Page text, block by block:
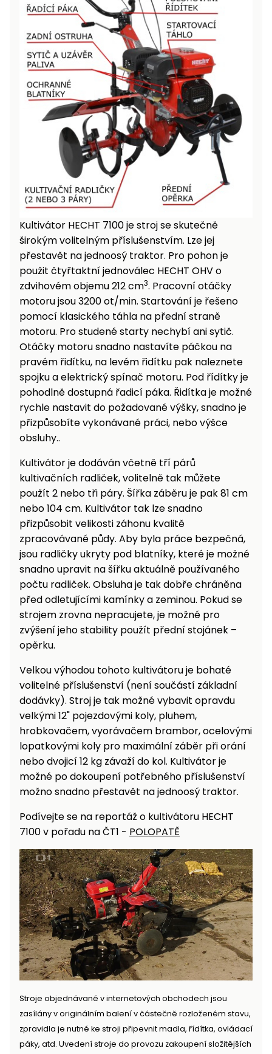
Kultivátor HECHT 7100 je stroj se skutečně
širokým volitelným příslušenstvím. Lze jej
přestavět na jednoosý traktor. Pro pohon je
použit čtyřtaktní jednoválec HECHT OHV o
zdvihovém objemu 212 cm3. Pracovní otáčky
motoru jsou 3200 ot/min. Startování je řešeno
pomocí klasického táhla na přední straně
motoru. Pro studené starty nechybí ani sytič.
Otáčky motoru snadno nastavíte páčkou na
pravém řidítku, na levém řidítku pak naleznete
spojku a elektrický spínač motoru. Pod řídítky je
pohodlně dostupná řadicí páka. Řidítka je možné
rychle nastavit do požadované výšky, snadno je
přizpůsobíte vykonávané práci, nebo výšce
obsluhy..
Kultivátor je dodáván včetně tří párů
kultivačních radliček, volitelně tak můžete
použít 2 nebo tři páry. Šířka záběru je pak 81 cm
nebo 104 cm. Kultivátor tak lze snadno
přizpůsobit velikosti záhonu kvalitě
zpracovávané půdy. Aby byla práce bezpečná,
jsou radličky ukryty pod blatníky, které je možné
snadno upravit na šířku aktuálně používaného
počtu radliček. Obsluha je tak dobře chráněna
před odletujícími kamínky a zeminou. Pokud se
strojem zrovna nepracujete, je možné pro
zvýšení jeho stability použít přední stojánek –
opěrku.
Velkou výhodou tohoto kultivátoru je bohaté
volitelné příslušenství (není součástí základní
dodávky). Stroj je tak možné vybavit opravdu
velkými 12" pojezdovými koly, pluhem,
hrobkovačem, vyorávačem brambor, ocelovými
lopatkovými koly pro maximální záběr při orání
nebo dvojicí 12 kg závaží do kol. Kultivátor je
možné po dokoupení potřebného příslušenství
možno snadno přestavět na jednoosý traktor.
Podívejte se na reportáž o kultivátoru HECHT
7100 v pořadu na ČT1 - POLOPATĚ
Stroje objednávané v internetových obchodech jsou
zasílány v originálním balení v částečně rozloženém stavu,
zpravidla je nutné ke stroji připevnit madla, řídítka, ovládací
páky, atd. Uvedení stroje do provozu zakoupení složitějších